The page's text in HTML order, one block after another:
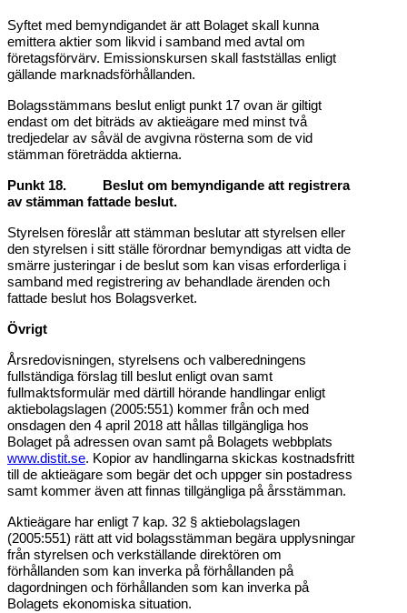
Syftet med bemyndigandet är att Bolaget skall kunna
emittera aktier som likvid i samband med avtal om
företagsförvärv. Emissionskursen skall fastställas enligt
gällande marknadsförhållanden.
Bolagsstämmans beslut enligt punkt 17 ovan är giltigt
endast om det biträds av aktieägare med minst två
tredjedelar av såväl de avgivna rösterna som de vid
stämman företrädda aktierna.
Punkt 18. Beslut om bemyndigande att registrera
av stämman fattade beslut.
Styrelsen föreslår att stämman beslutar att styrelsen eller
den styrelsen i sitt ställe förordnar bemyndigas att vidta de
smärre justeringar i de beslut som kan visas erforderliga i
samband med registrering av behandlade ärenden och
fattade beslut hos Bolagsverket.
Övrigt
Årsredovisningen, styrelsens och valberedningens
fullständiga förslag till beslut enligt ovan samt
fullmaktsformulär med därtill hörande handlingar enligt
aktiebolagslagen (2005:551) kommer från och med
onsdagen den 4 april 2018 att hållas tillgängliga hos
Bolaget på adressen ovan samt på Bolagets webbplats
www.distit.se. Kopior av handlingarna skickas kostnadsfritt
till de aktieägare som begär det och uppger sin postadress
samt kommer även att finnas tillgängliga på årsstämman.
Aktieägare har enligt 7 kap. 32 § aktiebolagslagen
(2005:551) rätt att vid bolagsstämman begära upplysningar
från styrelsen och verkställande direktören om
förhållanden som kan inverka på förhållanden på
dagordningen och förhållanden som kan inverka på
Bolagets ekonomiska situation.